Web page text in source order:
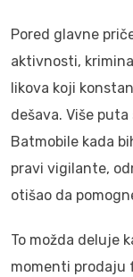
Pored glavne
aktivnosti,
likova koji
dešava. Više
Batmobile kada
pravi vigilante,
otišao da
To možda deluje
momenti prodaju